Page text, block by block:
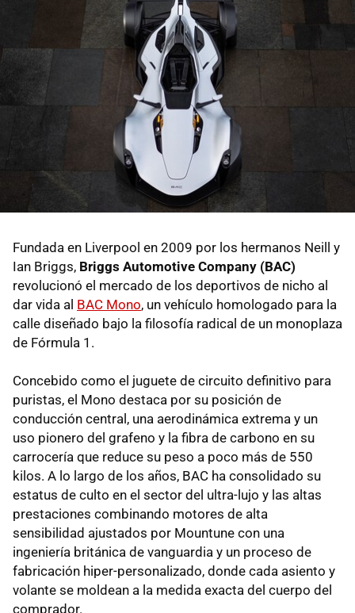
Fundada en Liverpool en 2009 por los hermanos Neill y
Ian Briggs, Briggs Automotive Company (BAC)
revolucionó el mercado de los deportivos de nicho al
dar vida al BAC Mono, un vehículo homologado para la
calle diseñado bajo la filosofía radical de un monoplaza
de Fórmula 1.
Concebido como el juguete de circuito definitivo para
puristas, el Mono destaca por su posición de
conducción central, una aerodinámica extrema y un
uso pionero del grafeno y la fibra de carbono en su
carrocería que reduce su peso a poco más de 550
kilos. A lo largo de los años, BAC ha consolidado su
estatus de culto en el sector del ultra-lujo y las altas
prestaciones combinando motores de alta
sensibilidad ajustados por Mountune con una
ingeniería británica de vanguardia y un proceso de
fabricación hiper-personalizado, donde cada asiento y
volante se moldean a la medida exacta del cuerpo del
comprador.